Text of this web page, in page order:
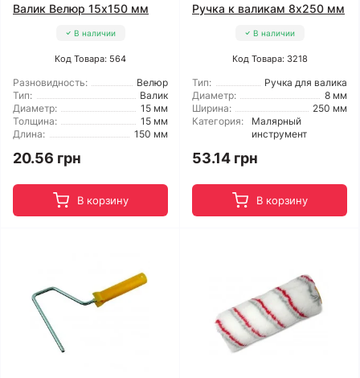
Валик Велюр 15x150 мм
В наличии
Код Товара: 564
Разновидность:
Велюр
Тип:
Валик
Диаметр:
15 мм
Толщина:
15 мм
Длина:
150 мм
20.56 грн
В корзину
Ручка к валикам 8x250 мм
В наличии
Код Товара: 3218
Тип:
Ручка для валика
Диаметр:
8 мм
Ширина:
250 мм
Категория:
Малярный
инструмент
53.14 грн
В корзину